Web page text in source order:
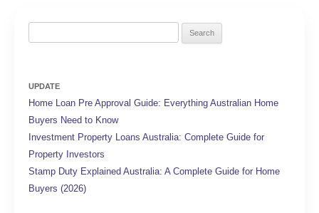
for:
UPDATE
Home Loan Pre Approval Guide: Everything Australian Home
Buyers Need to Know
Investment Property Loans Australia: Complete Guide for
Property Investors
Stamp Duty Explained Australia: A Complete Guide for Home
Buyers (2026)